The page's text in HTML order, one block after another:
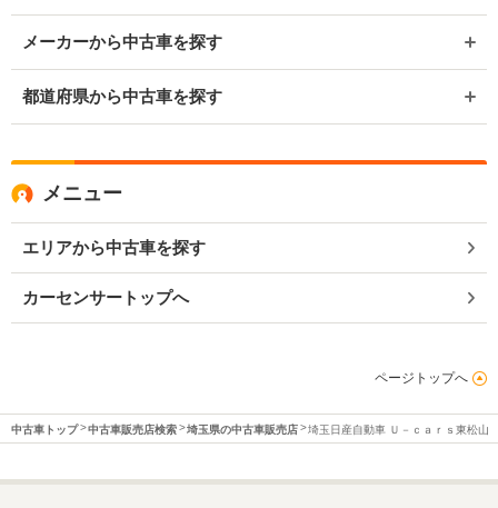
メーカーから中古車を探す
都道府県から中古車を探す
メニュー
エリアから中古車を探す
カーセンサートップへ
ページトップへ
中古車トップ 中古車販売店検索 埼玉県の中古車販売店 埼玉日産自動車 Ｕ－ｃａｒｓ東松山